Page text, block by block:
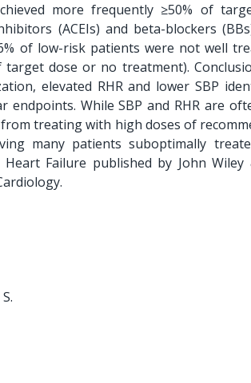
more frequently ≥50% of
(ACEIs) and beta-blockers
of low-risk patients were not well
target dose or no treatment).
elevated RHR and lower SBP
endpoints. While SBP and RHR are
treating with high doses of
many patients suboptimally
Heart Failure published by John